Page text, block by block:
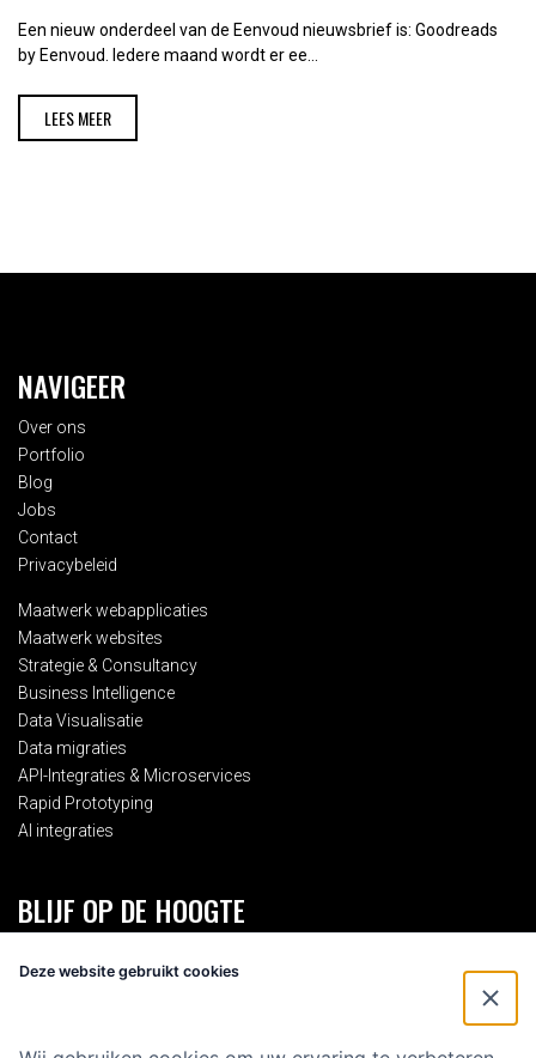
Een nieuw onderdeel van de Eenvoud nieuwsbrief is: Goodreads
by Eenvoud. Iedere maand wordt er ee...
LEES MEER
NAVIGEER
Over ons
Portfolio
Blog
Jobs
Contact
Privacybeleid
Maatwerk webapplicaties
Maatwerk websites
Strategie & Consultancy
Business Intelligence
Data Visualisatie
Data migraties
API-Integraties & Microservices
Rapid Prototyping
AI integraties
BLIJF OP DE HOOGTE
hoogte van alles rondom Eenvoud.
Deze website gebruikt cookies